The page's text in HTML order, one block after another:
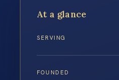
At a glance
SERVING
FOUNDED